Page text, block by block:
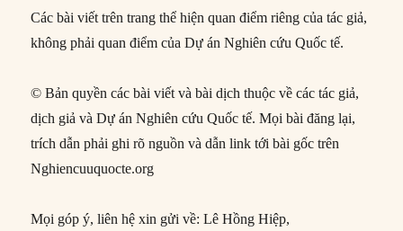
Các bài viết trên trang thể hiện quan điểm riêng của tác giả,
không phải quan điểm của Dự án Nghiên cứu Quốc tế.
© Bản quyền các bài viết và bài dịch thuộc về các tác giả,
dịch giả và Dự án Nghiên cứu Quốc tế. Mọi bài đăng lại,
trích dẫn phải ghi rõ nguồn và dẫn link tới bài gốc trên
Nghiencuuquocte.org
Mọi góp ý, liên hệ xin gửi về: Lê Hồng Hiệp,